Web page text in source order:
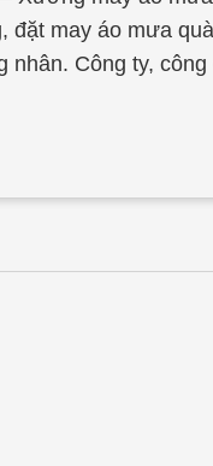
đặt may áo mưa
nhân. Công ty,